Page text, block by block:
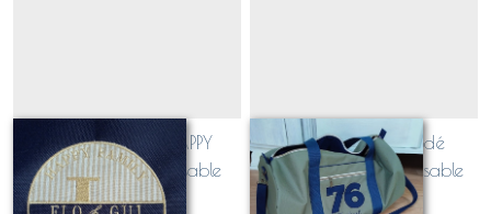
Sac polochon "HAPPY
FAMILY" personnalisable
À partir de 95 €
Sac polochon brodé
Chiffre(s) personnalisable
À partir de 85€